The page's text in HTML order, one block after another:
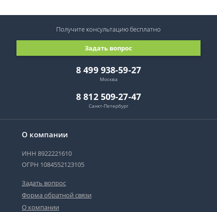
О компании
ИНН 8922221610
ОГРН 1084552123105
Задать вопрос
Форма обратной связи
О компании
8 499 938-59-27
Москва
8 812 509-27-47
Санкт-Петербург
Задать вопрос
Получите консультациюбесплатно